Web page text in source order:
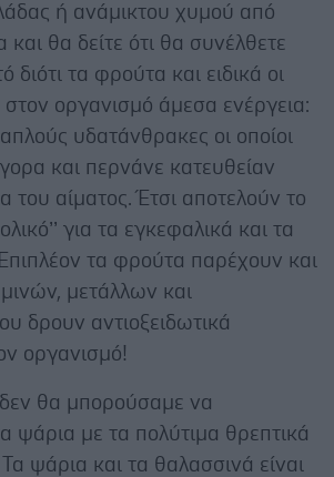
ή ανάμικτου χυμού από
θα δείτε ότι θα συνέλθετε
τα φρούτα και ειδικά οι
οργανισμό άμεσα ενέργεια:
υδατάνθρακες οι οποίοι
και περνάνε κατευθείαν
του αίματος. Έτσι αποτελούν το
για τα εγκεφαλικά και τα
τα φρούτα παρέχουν και
μετάλλων και
δρουν αντιοξειδωτικά
οργανισμό!
θα μπορούσαμε να
ψάρια με τα πολύτιμα θρεπτικά
ψάρια και τα θαλασσινά είναι